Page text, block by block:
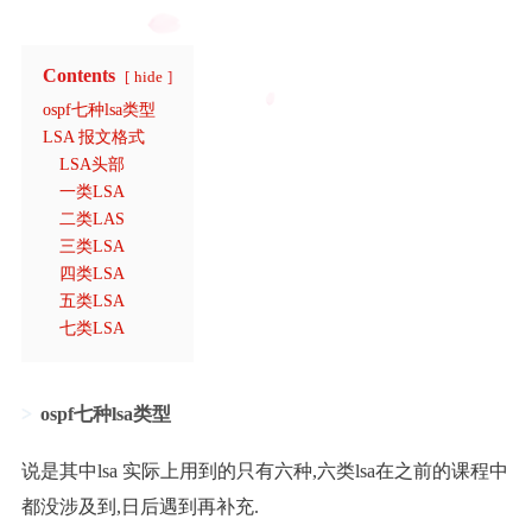
Contents hide
ospf七种lsa类型
LSA 报文格式
LSA头部
一类LSA
二类LAS
三类LSA
四类LSA
五类LSA
七类LSA
ospf七种lsa类型
说是其中lsa 实际上用到的只有六种,六类lsa在之前的课程中
都没涉及到,日后遇到再补充.